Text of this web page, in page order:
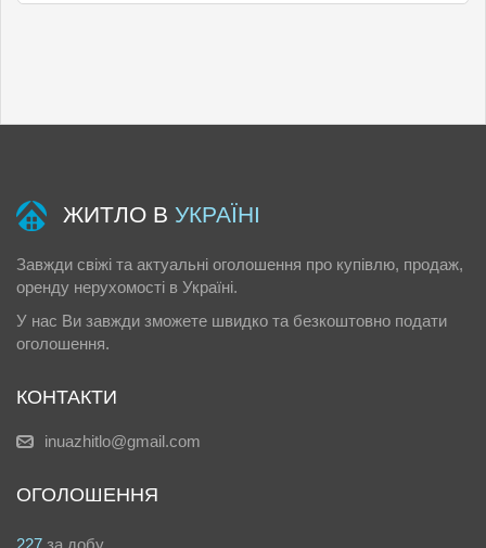
ЖИТЛО В УКРАЇНІ
Завжди свіжі та актуальні оголошення про купівлю, продаж,
оренду нерухомості в Україні.
У нас Ви завжди зможете швидко та безкоштовно подати
оголошення.
КОНТАКТИ
inuazhitlo@gmail.com
ОГОЛОШЕННЯ
227 за добу